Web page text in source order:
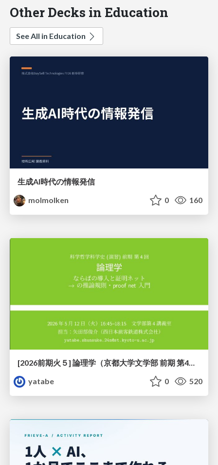
Other Decks in Education
See All in Education
生成AI時代の情報発信
molmolken
0 160
[2026前期火５] 論理学（京都大学文学部 前期 第4回）「 ならば（→）の導入と証明ネット」
yatabe
0 520